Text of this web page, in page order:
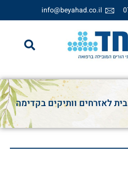
info@beyahad.co.il
לאזרחים וותיקים בקדימה